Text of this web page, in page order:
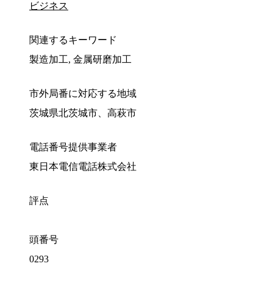
ビジネス
関連するキーワード
製造加工, 金属研磨加工
市外局番に対応する地域
茨城県北茨城市、高萩市
電話番号提供事業者
東日本電信電話株式会社
評点
頭番号
0293